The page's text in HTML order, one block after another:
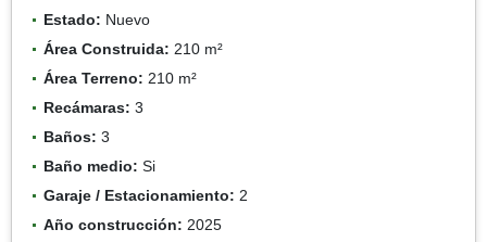
Estado: Nuevo
Área Construida: 210 m²
Área Terreno: 210 m²
Recámaras: 3
Baños: 3
Baño medio: Si
Garaje / Estacionamiento: 2
Año construcción: 2025